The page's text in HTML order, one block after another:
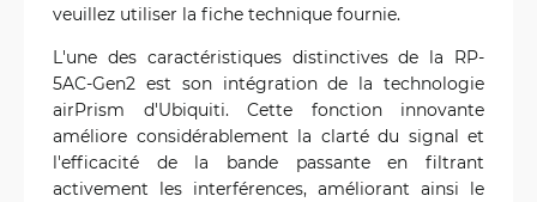
veuillez utiliser la fiche technique fournie.
L'une des caractéristiques distinctives de la RP-
5AC-Gen2 est son intégration de la technologie
airPrism d'Ubiquiti. Cette fonction innovante
améliore considérablement la clarté du signal et
l'efficacité de la bande passante en filtrant
activement les interférences, améliorant ainsi le